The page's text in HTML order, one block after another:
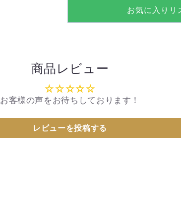
増
お気に入りリ
商品レビュー
お客様の声をお待ちしております！
レビューを投稿する